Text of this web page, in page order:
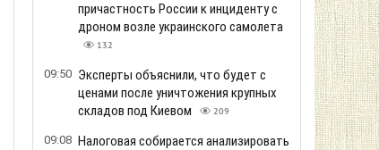
причастность России к инциденту с
дроном возле украинского самолета
132
09:50 Эксперты объяснили, что будет с
ценами после уничтожения крупных
складов под Киевом
209
09:08 Налоговая собирается анализировать